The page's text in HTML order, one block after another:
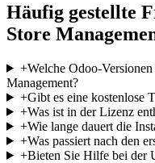
Häufig gestellte
Store
+Welche Odoo-
Management?
+Gibt es eine kostenlose
+Was ist in der Lizenz
+Wie lange dauert die
+Was passiert nach den
+Bieten Sie Hilfe bei der